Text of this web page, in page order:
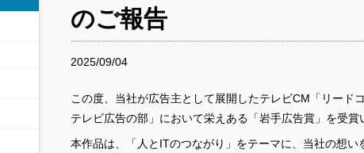
のご報告
2025/09/04
この度、当社が広告主として展開したテレビCM「リー
テレビ広告の部」において栄えある「岩手広告賞」を受賞
本作品は、「人とITのつながり」をテーマに、当社の想